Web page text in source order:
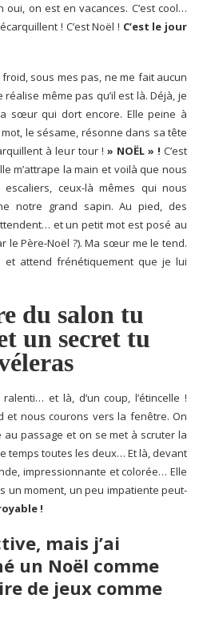
oui, on est en vacances. C’est cool…
! C’est Noël ! C’est le jour
froid, sous mes pas, ne me fait aucun
même pas qu’il est là. Déjà, je
sœur qui dort encore. Elle peine à
le sésame, résonne dans sa tête
à leur tour ! » NOËL » ! C’est
m’attrape la main et voilà que nous
ceux-là mêmes qui nous
notre grand sapin. Au pied, des
et un petit mot est posé au
le Père-Noël ?). Ma sœur me le tend.
attend frénétiquement que je lui
du salon tu
un secret tu
et là, d’un coup, l’étincelle !
et nous courons vers la fenêtre. On
passage et on se met à scruter la
temps toutes les deux… Et là, devant
impressionnante et colorée… Elle
un moment, un peu impatiente peut-
!
mais j’ai
un Noël comme
de jeux comme